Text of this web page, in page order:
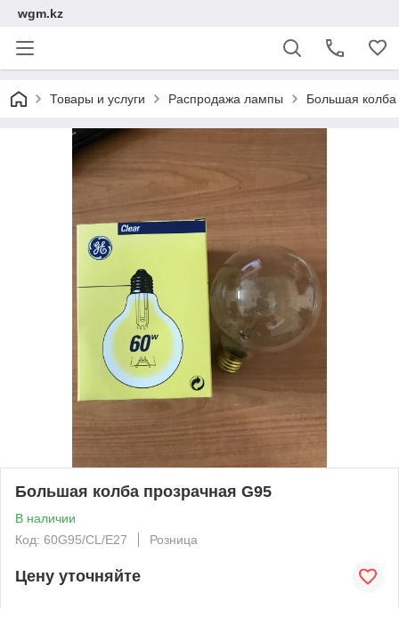
wgm.kz
Товары и услуги Распродажа лампы Большая
Большая колба прозрачная G95
В наличии
Код: 60G95/CL/E27
Розница
Цену уточняйте